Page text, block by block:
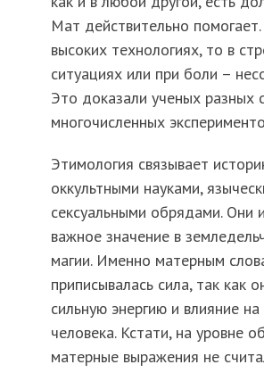
Мат действительно
высоких технологиях, то в
ситуациях или при боли –
Это доказали ученых разных
многочисленных
Этимология связывает
оккультными науками,
сексуальными обрядами. Они
важное значение в
магии. Именно матерным
приписывалась сила, так как
сильную энергию и влияние
человека. Кстати, на уровне
матерные выражения не